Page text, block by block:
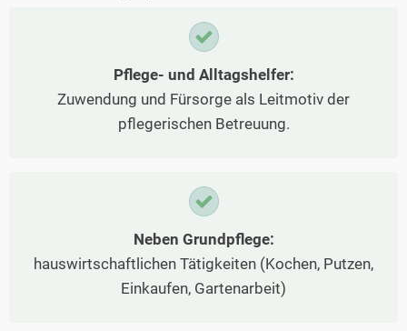
Pflege- und Alltagshelfer:
Zuwendung und Fürsorge als Leitmotiv der
pflegerischen Betreuung.
Neben Grundpflege:
hauswirtschaftlichen Tätigkeiten (Kochen, Putzen,
Einkaufen, Gartenarbeit)